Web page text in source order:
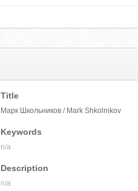
Title
Марк Школьников / Mark Shkolnikov
Keywords
n/a
Description
n/a